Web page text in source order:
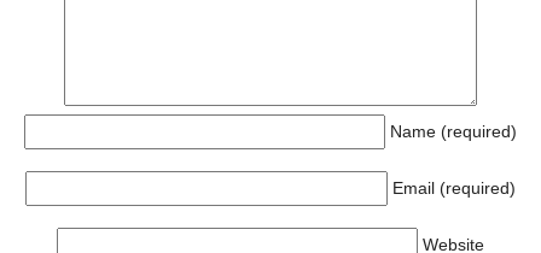
Name (required)
Email (required)
Website